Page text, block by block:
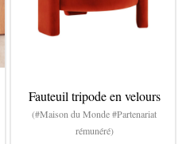
Fauteuil tripode en velours
(#Maison du Monde #Partenariat
rémunéré)